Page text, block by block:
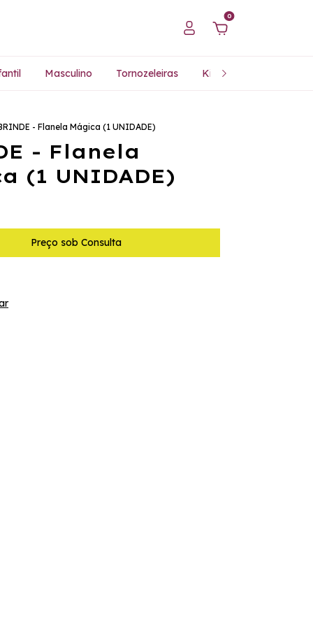
0
Masculino Tornozeleiras Kits Especiais
- Flanela Mágica (1 UNIDADE)
- Flanela
(1 UNIDADE)